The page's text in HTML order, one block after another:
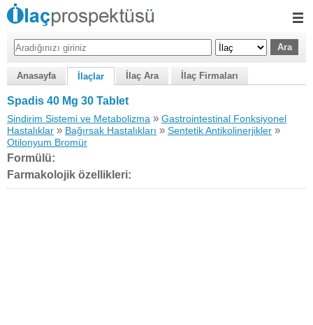
Anasayfa İlaçlar İlaç Ara İlaç Firmaları
Spadis 40 Mg 30 Tablet
Sindirim Sistemi ve Metabolizma » Gastrointestinal Fonksiyonel
Hastalıklar » Bağırsak Hastalıkları » Sentetik Antikolinerjikler »
Otilonyum Bromür
Formülü:
Farmakolojik özellikleri: